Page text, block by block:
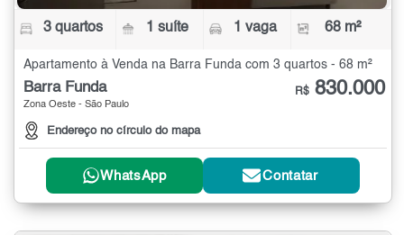
3 quartos 1 suíte 1 vaga 68 m²
Apartamento à Venda na Barra Funda com 3 quartos - 68 m²
Barra Funda
Zona Oeste - São Paulo
Endereço no círculo do mapa
R$ 830.000
WhatsApp Contatar